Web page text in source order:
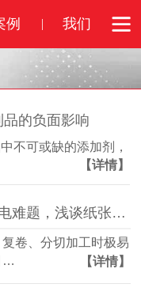
例 我们
的负面影响
不可或缺的添加剂，
【详情】
攻克纸材静电难题，浅谈纸张抗静电剂选型要点
卷、分切加工时极易
…
【详情】